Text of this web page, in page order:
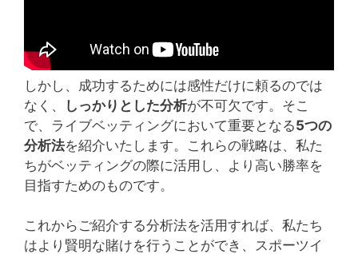
しかし、成功するためには感性だけに頼るのでは
なく、
しっかりとした分析が不可欠です。そこ
で、ライブベッティングにおいて重要となる5つの
分析法を紹介いたします。これらの戦略は、私た
ちがベッティングの際に活用し、より高い勝率を
目指すためのものです。
これからご紹介する分析法を活用すれば、私たち
はより賢明な賭けを行うことができ、スポーツイ